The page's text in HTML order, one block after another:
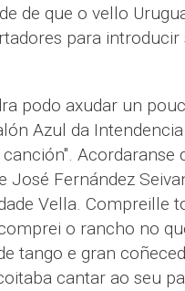
de que o vello
para
podo axudar un
Azul da
José Fernández
Vella. Compreille
o rancho no
tango e gran
cantar ao seu